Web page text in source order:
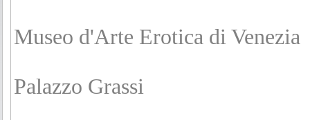
Museo d'Arte Erotica di Venezia
Palazzo Grassi